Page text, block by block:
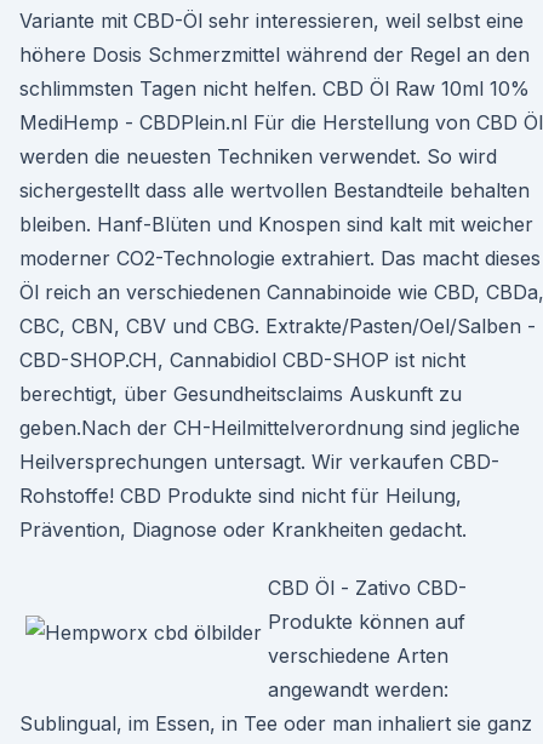
Variante mit CBD-Öl sehr interessieren, weil selbst eine
höhere Dosis Schmerzmittel während der Regel an den
schlimmsten Tagen nicht helfen. CBD Öl Raw 10ml 10%
MediHemp - CBDPlein.nl Für die Herstellung von CBD Öl
werden die neuesten Techniken verwendet. So wird
sichergestellt dass alle wertvollen Bestandteile behalten
bleiben. Hanf-Blüten und Knospen sind kalt mit weicher
moderner CO2-Technologie extrahiert. Das macht dieses
Öl reich an verschiedenen Cannabinoide wie CBD, CBDa,
CBC, CBN, CBV und CBG. Extrakte/Pasten/Oel/Salben -
CBD-SHOP.CH, Cannabidiol CBD-SHOP ist nicht
berechtigt, über Gesundheitsclaims Auskunft zu
geben.Nach der CH-Heilmittelverordnung sind jegliche
Heilversprechungen untersagt. Wir verkaufen CBD-
Rohstoffe! CBD Produkte sind nicht für Heilung,
Prävention, Diagnose oder Krankheiten gedacht.
CBD Öl - Zativo CBD-
Produkte können auf
verschiedene Arten
angewandt werden:
Sublingual, im Essen, in Tee oder man inhaliert sie ganz